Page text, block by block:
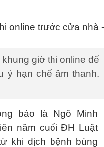
giờ thi online để
ý hạn chế âm thanh.
báo là Ngô Minh
năm cuối ĐH Luật
khi dịch bệnh bùng